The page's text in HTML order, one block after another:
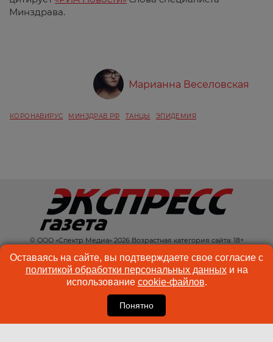
Минздрава.
Марианна Веселовская
КОРОНАВИРУС МИНЗДРАВ РФ ТАНЦЫ ЭПИДЕМИЯ
© ООО «Спектр Медиа» 2026 Возрастная категория сайта: 18+
КОНТАКТЫ
РЕКЛАМА
КУКИ-ФАЙЛЫ
ПОЛЬЗОВАТЕЛЬСКОЕ
СОГЛАШЕНИЕ
Оставаясь на сайте, вы подтверждаете свое согласие с
политикой обработки персональных данныхи на
использование cookie-файлов.
Понятно